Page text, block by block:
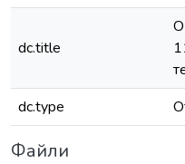
dc.title
dc.type
Файли